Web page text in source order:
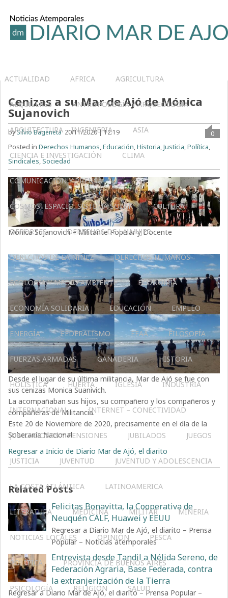
ACTUALIDAD AFRICA AGRICULTURA
ALQUILERES ANTROPOLOGÍA Y ARQUEOLOGÍA
ARQUITECTURA – INGENIERIA ASIA
CIENCIA E INVESTIGACIÓN CLIMA
COMUNICACIÓN Y PRENSA
COSMOS, ESPACIO, SISTEMA SOLAR CULTURA
DEPORTES DERECHOS DE LA MUJER
DERECHOS DE LA NIÑEZ DERECHOS HUMANOS
ECOLOGÍA Y MEDIO AMBIENTE ECONOMÍA
ECONOMÍA SOLIDARIA EDUCACIÓN EMPLEO
ENERGÍA FEDERALISMO FFAA FILOSOFÍA
FUERZAS ARMADAS GANADERIA HISTORIA
HOLÍSTICA HUERTA IGLESIA INDUSTRIA
INTERNACIONAL INTERNET – CONECTIVIDAD
JUBILACIONES Y PENSIONES JUBILADOS JUEGOS
JUSTICIA JUVENTUD JUVENTUD Y ADOLESCENCIA
LA COSTA ATLÁNTICA LATINOAMERICA
LITERATURA MEDICINA MILITAR MINERIA
NOTICIAS LOCALES OPINIÓN PESCA
POLÍTICA PROVINCIA DE BUENOS AIRES
PSICOLOGÍA RELIGIÓN SALUD
Cenizas a su Mar de Ajó de Mónica
Sujanovich
bySilvio Bageneta 20/11/2020 | 12:19
0
Posted inDerechos Humanos,Educación,Historia,Justicia,Política,
Sindicales,Sociedad
Mónica Sujanovich – Militante Popular y Docente
Desde el lugar de su última militancia, Mar de Ajó se fue con
sus cenizas Monica Suanivich.
La acompañaban sus hijos, su compañero y los compañeros y
compañeras de Militancia.
Este 20 de Noviembre de 2020, precisamente en el día de la
Soberanía Nacional
Regresar a Inicio de Diario Mar de Ajó, el diarito
Related Posts
Felicitas Bonavitta, la Cooperativa de
Neuquén CALF, Huawei y EEUU
Regresar a Diario Mar de Ajó, el diarito – Prensa
Popular – Noticias atemporales
Entrevista desde Tandil a Nélida Sereno, de
Federación Agraria, Base Federada, contra
la extranjerización de la Tierra
Regresar a Diario Mar de Ajó, el diarito – Prensa Popular –